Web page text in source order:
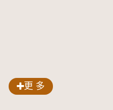
更 多